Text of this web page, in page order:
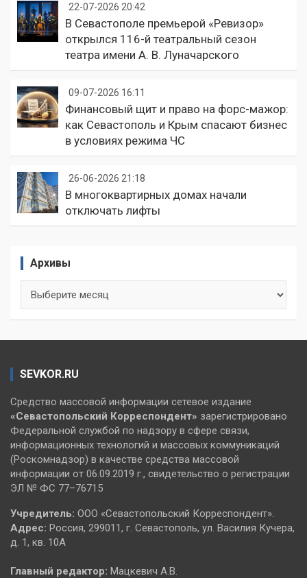
22-07-2026 20:42
В Севастополе премьерой «Ревизор»
открылся 116-й театральный сезон
театра имени А. В. Луначарского
09-07-2026 16:11
Финансовый щит и право на форс-мажор:
как Севастополь и Крым спасают бизнес
в условиях режима ЧС
26-06-2026 21:18
В многоквартирных домах начали
отключать лифты
Архивы
SEVKOR.RU
Средство массовой информации сетевое издание
«Севастопольский Корреспондент» зарегистрировано
Федеральной службой по надзору в сфере связи,
информационных технологий и массовых коммуникаций
(Роскомнадзор) в качестве средства массовой
информации от 06.09.2019 г., свидетельство о регистрации
ЭЛ № ФС 77–76715
Учредитель: ООО «Севастопольский Корреспондент».
Адрес: Россия, 299011, г. Севастополь, ул. Василия Кучера,
д. 1, кв. 10А
Главный редактор: Мацкевич А.В.